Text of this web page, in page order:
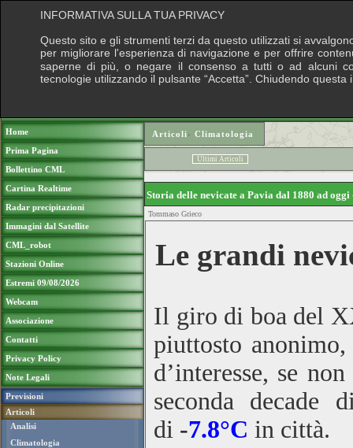
Home
Prima Pagina
Bollettino CML
Cartina Realtime
Radar precipitazioni
Immagini dal Satellite
CML_robot
Stazioni Online
Estremi 09/08/2026
Webcam
Associazione
Contatti
Privacy Policy
Note Legali
Previsioni
Articoli
Analisi
Climatologia
Articoli› Climatologia
Ultimi Articoli
Storia delle nevicate a Pavia dal 1880 ad
Tommaso Grieco
Le grandi
Il giro di boa del
piuttosto
d’interesse, se
seconda decade
di -7.8°C in città.
INFORMATIVA SULLA TUA PRIVACY
Questo sito e gli strumenti terzi da questo utilizzati si
per migliorare l'esperienza di navigazione e per offrire
saperne di più, o negare il consenso a tutti o ad alcuni
tecnologie utilizzando il pulsante “Accetta”. Chiudendo